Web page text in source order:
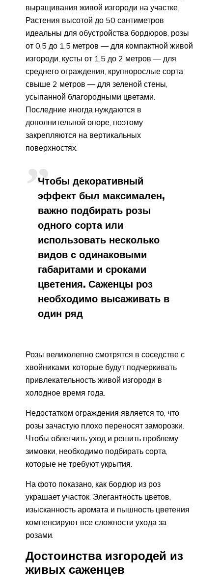
выращивания живой изгороди на участке.
Растения высотой до 50 сантиметров
идеальны для обустройства бордюров, розы
от 0,5 до 1,5 метров — для компактной живой
изгороди, кусты от 1,5 до 2 метров — для
среднего ограждения, крупнорослые сорта
свыше 2 метров — для зеленой стены,
усыпанной благородными цветами.
Последние иногда нуждаются в
дополнительной опоре, поэтому
закрепляются на вертикальных
поверхностях.
Чтобы декоративный
эффект был максимален,
важно подбирать розы
одного сорта или
использовать несколько
видов с одинаковыми
габаритами и сроками
цветения. Саженцы роз
необходимо высаживать в
один ряд
Розы великолепно смотрятся в соседстве с
хвойниками, которые будут подчеркивать
привлекательность живой изгороди в
холодное время года.
Недостатком ограждения является то, что
розы зачастую плохо переносят заморозки.
Чтобы облегчить уход и решить проблему
зимовки, необходимо подбирать сорта,
которые не требуют укрытия.
На фото показано, как бордюр из роз
украшает участок. Элегантность цветов,
изысканность аромата и пышность цветения
компенсируют все сложности ухода за
розами.
Достоинства изгородей из
живых саженцев